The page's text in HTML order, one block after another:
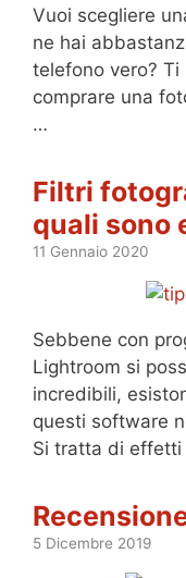
Vuoi scegliere
ne hai
telefono vero?
comprare una
…
Filtri
quali sono
11 Gennaio 2020
Sebbene con
Lightroom si
incredibili,
questi software
Si tratta di
5 Dicembre 2019